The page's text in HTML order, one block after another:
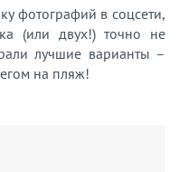
фотографий в соцсети,
(или двух!) точно не
лучшие варианты –
на пляж!